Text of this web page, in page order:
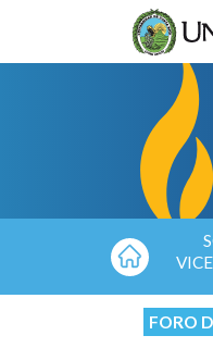
Pasar al contenido principal
FORO